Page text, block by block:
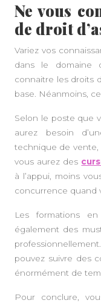
Ne vous
de droit
Variez vos
dans le domaine
connaitre les droits
base. Néanmoins,
Selon le poste que
aurez besoin
technique de
vous aurez des
à l’appui, moins
concurrence quand
Les formations
également des
pouvez suivre des
énormément de
Pour conclure,